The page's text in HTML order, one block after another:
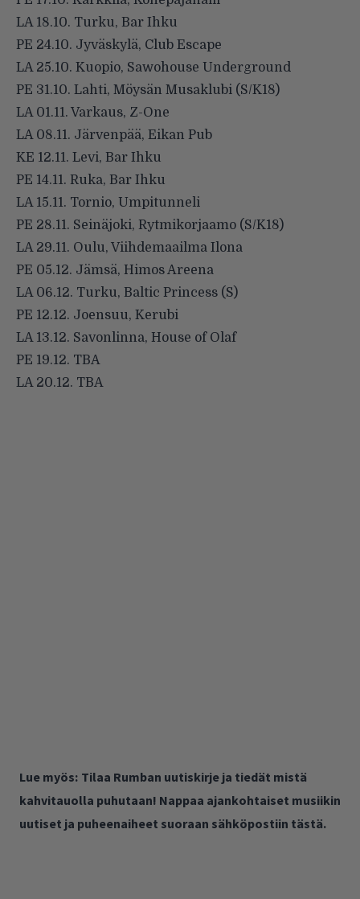
LA 18.10. Turku, Bar Ihku
PE 24.10. Jyväskylä, Club Escape
LA 25.10. Kuopio, Sawohouse Underground
PE 31.10. Lahti, Möysän Musaklubi (S/K18)
LA 01.11. Varkaus, Z-One
LA 08.11. Järvenpää, Eikan Pub
KE 12.11. Levi, Bar Ihku
PE 14.11. Ruka, Bar Ihku
LA 15.11. Tornio, Umpitunneli
PE 28.11. Seinäjoki, Rytmikorjaamo (S/K18)
LA 29.11. Oulu, Viihdemaailma Ilona
PE 05.12. Jämsä, Himos Areena
LA 06.12. Turku, Baltic Princess (S)
PE 12.12. Joensuu, Kerubi
LA 13.12. Savonlinna, House of Olaf
PE 19.12. TBA
LA 20.12. TBA
Lue myös: Tilaa Rumban uutiskirje ja tiedät mistä
kahvitauolla puhutaan! Nappaa ajankohtaiset musiikin
uutiset ja puheenaiheet suoraan sähköpostiin tästä.